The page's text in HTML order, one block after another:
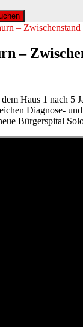
– Zwischenstand
–
Haus 1 nach 5
Diagnose-
Bürgerspital